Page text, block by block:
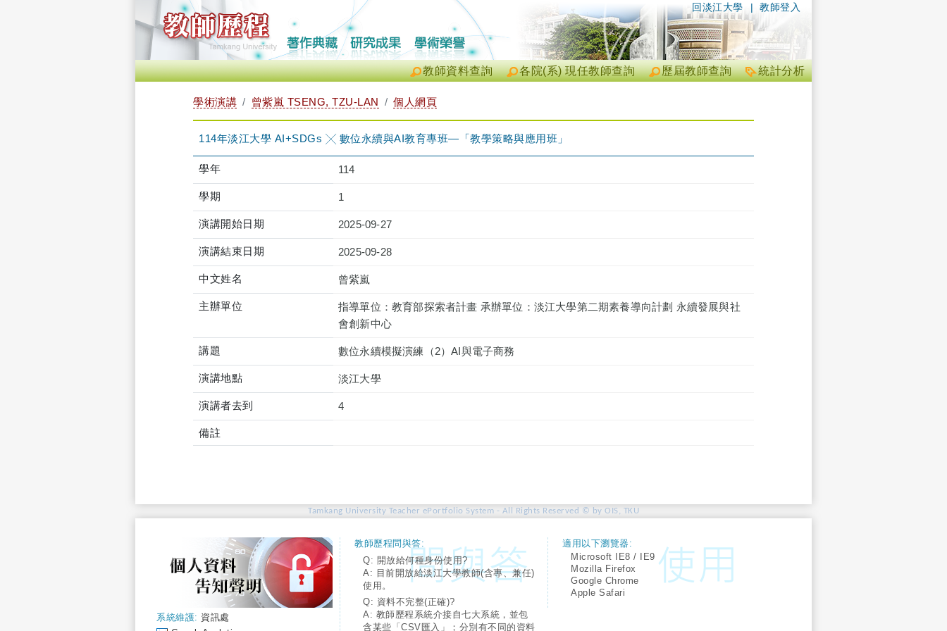
| 教師登入
回淡江大學
統計分析
歷屆教師查詢
各院(系) 現任教師查詢
教師資料查詢
學術演講 曾紫嵐 TSENG, TZU-LAN 個人網頁
114年淡江大學 AI+SDGs ╳ 數位永續與AI教育專班—「教學策略與應用班」
學年 114
學期 1
演講開始日期 2025-09-27
演講結束日期 2025-09-28
中文姓名 曾紫嵐
主辦單位
指導單位：教育部探索者計畫 承辦單位：淡江大學第二期素養導向計劃 永續發展與社
會創新中心
講題 數位永續模擬演練（2）AI與電子商務
演講地點 淡江大學
演講者去到 4
備註
Tamkang University Teacher ePortfolio System - All Rights Reserved © by OIS, TKU
系統維護: 資訊處
教師歷程問與答:
Q: 開放給何種身份使用?
A: 目前開放給淡江大學教師(含專、兼任)
使用。
Q: 資料不完整(正確)?
A: 教師歷程系統介接自七大系統，並包
含某些「CSV匯入」；分別有不同的資料
適用以下瀏覽器:
Microsoft IE8 / IE9
Mozilla Firefox
Google Chrome
Apple Safari